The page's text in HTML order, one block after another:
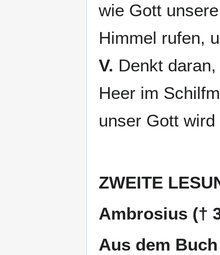
wie Gott
Himmel rufen,
V. Denkt
Heer im
unser Gott
ZWEITE
Ambrosius (†
Aus dem